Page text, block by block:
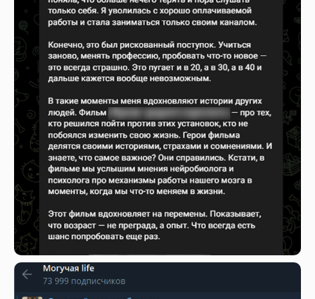
Опишите свою
задачу,и мы